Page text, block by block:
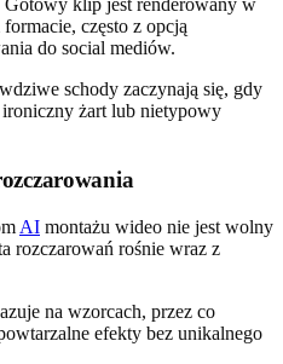
Gotowy klip jest renderowany w
często z opcją
do social mediów.
schody zaczynają się, gdy
żart lub nietypowy
AI montażu wideo nie jest wolny
rozczarowań rośnie wraz z
na wzorcach, przez co
efekty bez unikalnego